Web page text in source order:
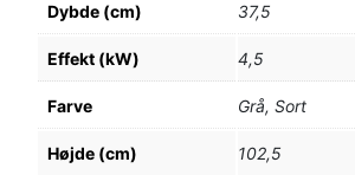
Dybde (cm) 37,5
Effekt (kW) 4,5
Farve Grå, Sort
Højde (cm) 102,5